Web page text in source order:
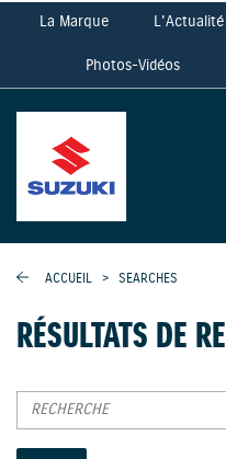
La Marque L'Actualité
Photos-Vidéos
ACCUEIL > SEARCHES
RÉSULTATS DE